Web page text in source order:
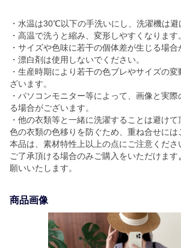
・水温は30℃以下の手洗いにし、洗濯機は避
・高温で洗うと縮み、変形しやすくなります。
・サイズや色味に若干の個体差が生じる場合
・漂白剤は使用しないでください。
・生産時期により若干の色ブレやサイズの
ざいます。
・パソコンモニター等によって、画像と実
る場合がございます。
・他の衣類等と一緒に洗濯することは避け
色の衣類の色移りを防ぐため、重ね合せには
本品は、素材特性上以上の点にご注意くださ
ご了承頂ける場合のみご購入をいただけま
願いいたします。
商品画像